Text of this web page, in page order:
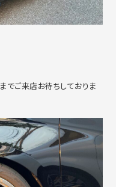
までご来店お待ちしておりま